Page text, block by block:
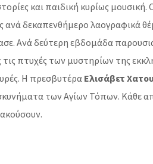
και παιδική κυρίως
δεκαπενθήμερο λαογραφικά
Ανά δεύτερη εβδομάδα
τις πτυχές των μυστηρίων της
Η πρεσβυτέρα Ελισάβετ
των Αγίων Τόπων. Κάθε